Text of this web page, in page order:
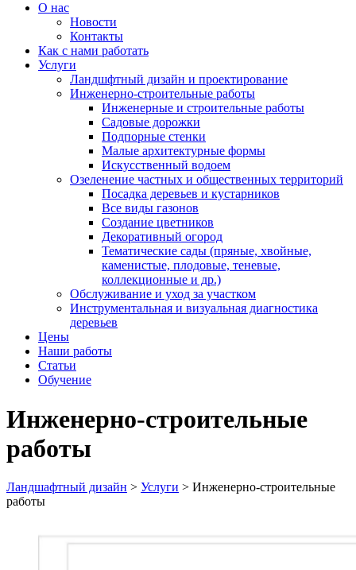
О нас
Новости
Контакты
Как с нами работать
Услуги
Ландшфтный дизайн и проектирование
Инженерно-строительные работы
Инженерные и строительные работы
Садовые дорожки
Подпорные стенки
Малые архитектурные формы
Искусственный водоем
Озеленение частных и общественных территорий
Посадка деревьев и кустарников
Все виды газонов
Создание цветников
Декоративный огород
Тематические сады (пряные, хвойные,
каменистые, плодовые, теневые,
коллекционные и др.)
Обслуживание и уход за участком
Инструментальная и визуальная диагностика
деревьев
Цены
Наши работы
Статьи
Обучение
Инженерно-строительные
работы
Ландшафтный дизайн > Услуги > Инженерно-строительные
работы